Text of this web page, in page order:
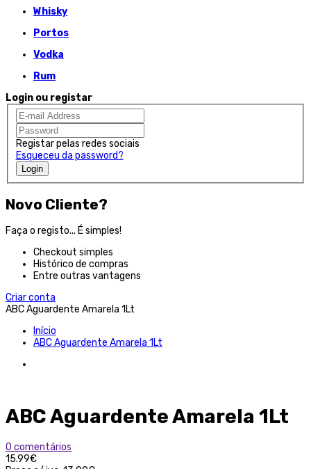
Whisky
Portos
Vodka
Rum
Login ou registar
Registar pelas redes sociais
Esqueceu da password?
Login
Novo Cliente?
Faça o registo... É simples!
Checkout simples
Histórico de compras
Entre outras vantagens
Criar conta
ABC Aguardente Amarela 1Lt
Início
ABC Aguardente Amarela 1Lt
ABC Aguardente Amarela 1Lt
0 comentários
15.99€